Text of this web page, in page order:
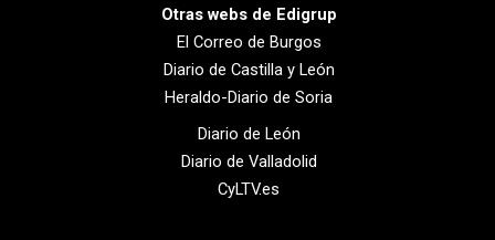
Otras webs de Edigrup
El Correo de Burgos
Diario de Castilla y León
Heraldo-Diario de Soria
Diario de León
Diario de Valladolid
CyLTV.es